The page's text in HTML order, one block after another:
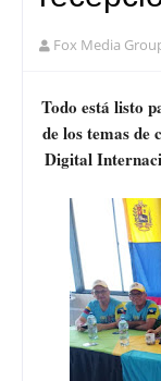
Fox Media
Todo está listo
de los temas
Digital